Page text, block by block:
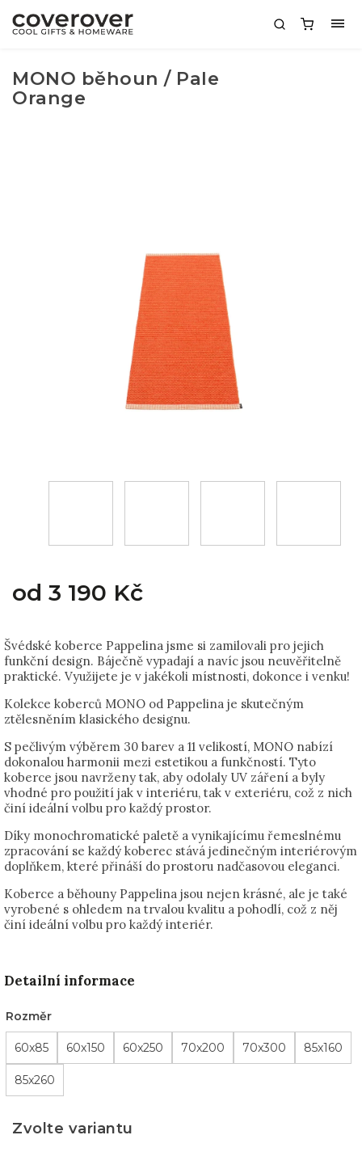
MONO běhoun / Pale
Orange
od 3 190 Kč
Švédské koberce Pappelina jsme si zamilovali pro jejich
funkční design. Báječně vypadají a navíc jsou neuvěřitelně
praktické. Využijete je v jakékoli místnosti, dokonce i venku!
Kolekce koberců MONO od Pappelina je skutečným
ztělesněním klasického designu.
S pečlivým výběrem 30 barev a 11 velikostí, MONO nabízí
dokonalou harmonii mezi estetikou a funkčností. Tyto
koberce jsou navrženy tak, aby odolaly UV záření a byly
vhodné pro použití jak v interiéru, tak v exteriéru, což z nich
činí ideální volbu pro každý prostor.
Díky monochromatické paletě a vynikajícímu řemeslnému
zpracování se každý koberec stává jedinečným interiérovým
doplňkem, které přináší do prostoru nadčasovou eleganci.
Koberce a běhouny Pappelina jsou nejen krásné, ale je také
vyrobené s ohledem na trvalou kvalitu a pohodlí, což z něj
činí ideální volbu pro každý interiér.
Detailní informace
Rozměr
60x85 60x150 60x250 70x200 70x300 85x160
85x260
Zvolte variantu